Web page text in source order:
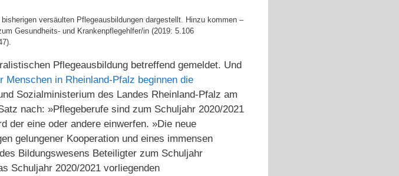
versäulten Pflegeausbildungen dargestellt. Hinzu kommen –
Gesundheits- und Krankenpflegehlfer/in (2019: 5.106
Pflegeausbildung betreffend gemeldet. Und
Menschen in Rheinland-Pfalz beginnen die
Sozialministerium des Landes Rheinland-Pfalz am
nach: »Pflegeberufe sind zum Schuljahr 2020/2021
der eine oder andere einwerfen. »Die neue
gelungener Kooperation und eines immensen
Bildungswesens Beteiligter zum Schuljahr
Schuljahr 2020/2021 vorliegenden